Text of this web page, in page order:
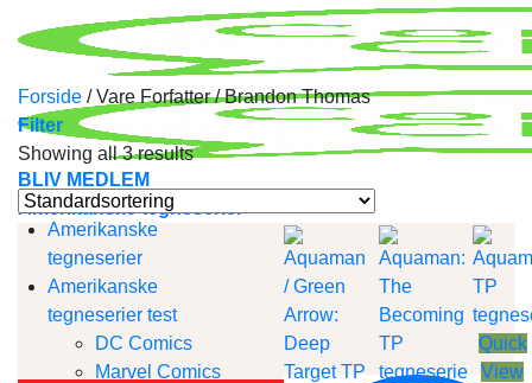
BLIV MEDLEM
Amerikanske tegneserier
Forside /Vare Forfatter/Brandon Thomas
Filter
Showing all 3 results
Amerikanske
tegneserier
Amerikanske
tegneserier test
DC Comics
Marvel Comics
Quick
View